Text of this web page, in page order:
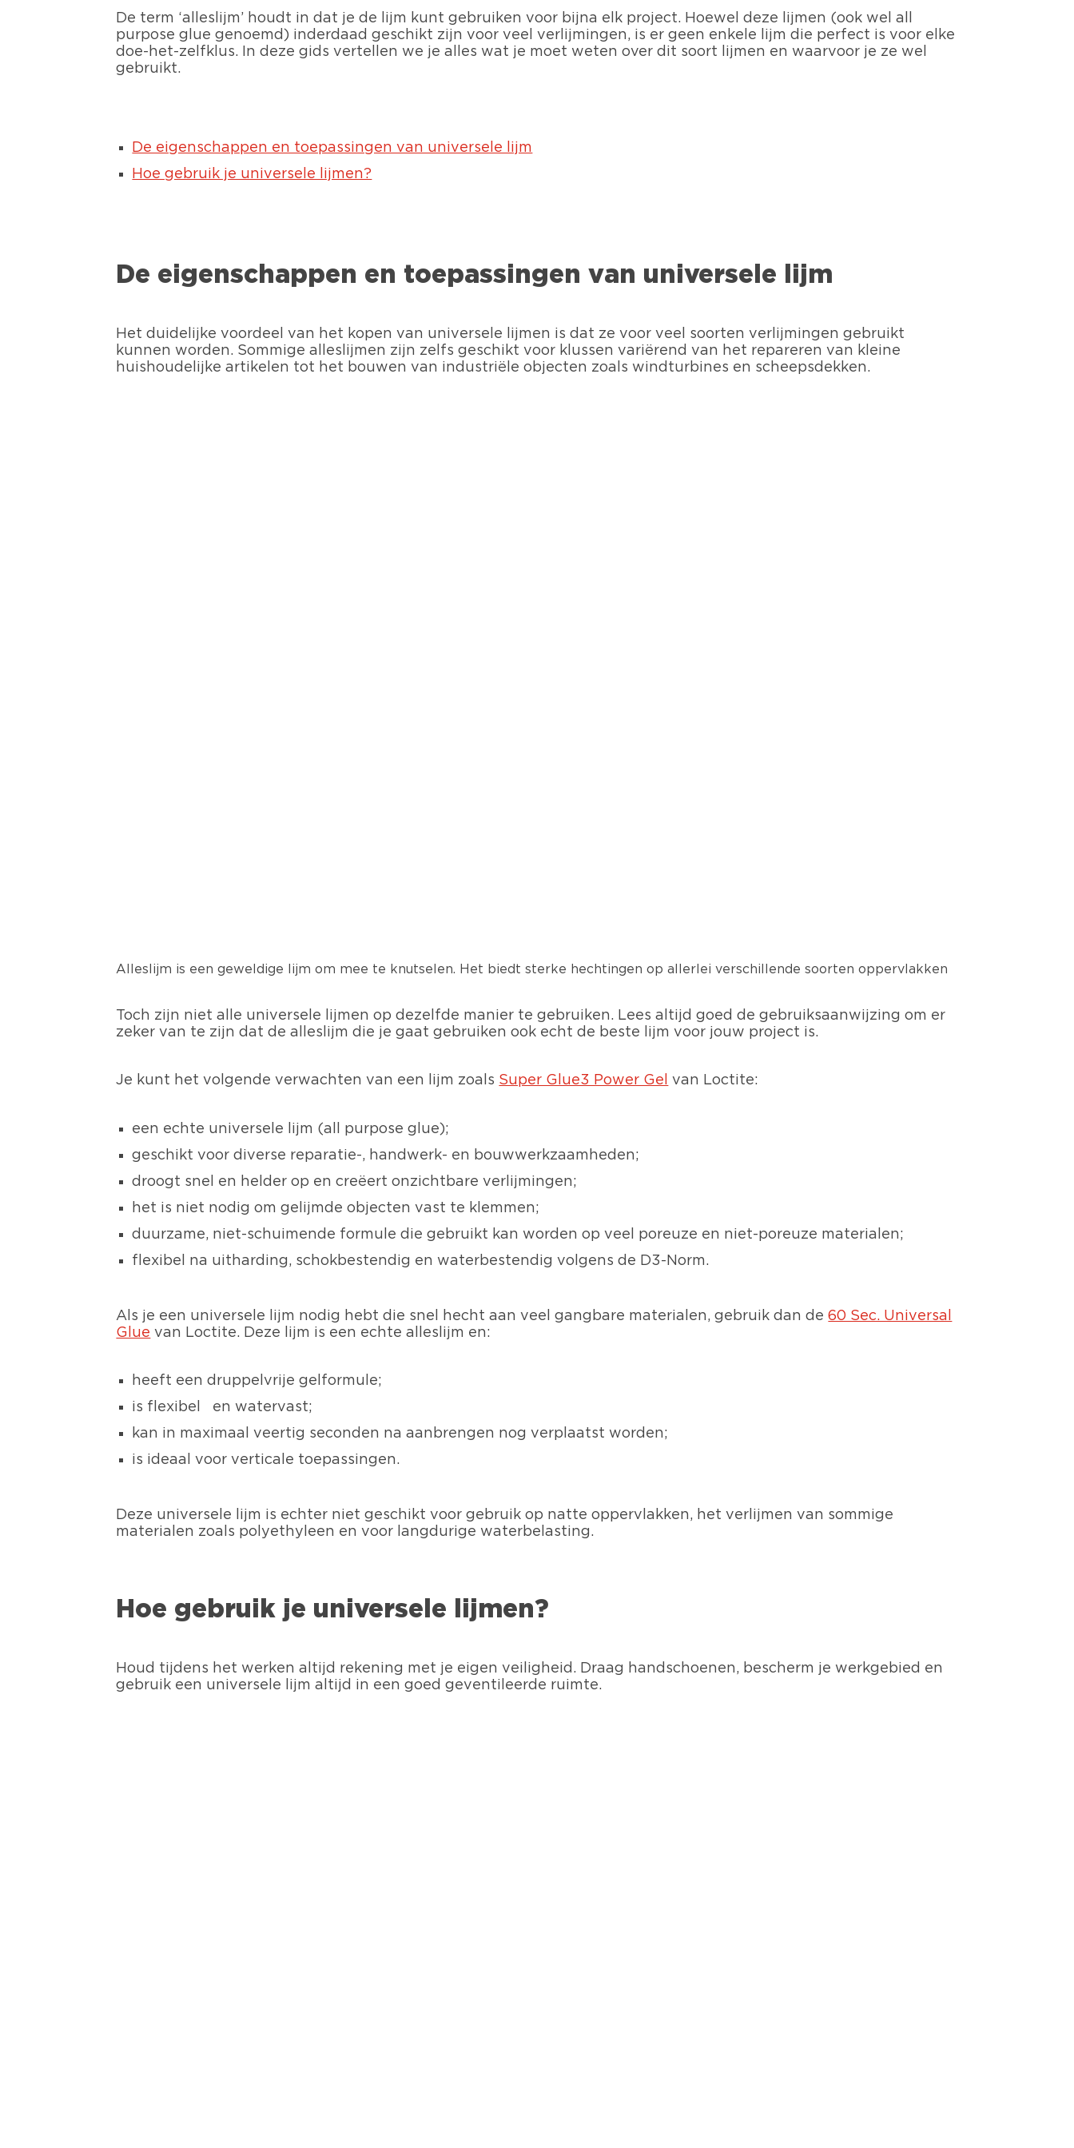
De term ‘alleslijm’ houdt in dat je de lijm kunt gebruiken voor bijna elk project. Hoewel deze lijmen (ook wel all
purpose glue genoemd) inderdaad geschikt zijn voor veel verlijmingen, is er geen enkele lijm die perfect is voor elke
doe-het-zelfklus. In deze gids vertellen we je alles wat je moet weten over dit soort lijmen en waarvoor je ze wel
gebruikt.
De eigenschappen en toepassingen van universele lijm
Hoe gebruik je universele lijmen?
De eigenschappen en toepassingen van universele lijm
Het duidelijke voordeel van het kopen van universele lijmen is dat ze voor veel soorten verlijmingen gebruikt
kunnen worden. Sommige alleslijmen zijn zelfs geschikt voor klussen variërend van het repareren van kleine
huishoudelijke artikelen tot het bouwen van industriële objecten zoals windturbines en scheepsdekken.
Alleslijm is een geweldige lijm om mee te knutselen. Het biedt sterke hechtingen op allerlei verschillende soorten oppervlakken
Toch zijn niet alle universele lijmen op dezelfde manier te gebruiken. Lees altijd goed de gebruiksaanwijzing om er
zeker van te zijn dat de alleslijm die je gaat gebruiken ook echt de beste lijm voor jouw project is.
Je kunt het volgende verwachten van een lijm zoals Super Glue3 Power Gel van Loctite:
een echte universele lijm (all purpose glue);
geschikt voor diverse reparatie-, handwerk- en bouwwerkzaamheden;
droogt snel en helder op en creëert onzichtbare verlijmingen;
het is niet nodig om gelijmde objecten vast te klemmen;
duurzame, niet-schuimende formule die gebruikt kan worden op veel poreuze en niet-poreuze materialen;
flexibel na uitharding, schokbestendig en waterbestendig volgens de D3-Norm.
Als je een universele lijm nodig hebt die snel hecht aan veel gangbare materialen, gebruik dan de60 Sec. Universal
Glue van Loctite. Deze lijm is een echte alleslijm en:
heeft een druppelvrije gelformule;
is flexibel en watervast;
kan in maximaal veertig seconden na aanbrengen nog verplaatst worden;
is ideaal voor verticale toepassingen.
Deze universele lijm is echter niet geschikt voor gebruik op natte oppervlakken, het verlijmen van sommige
materialen zoals polyethyleen en voor langdurige waterbelasting.
Hoe gebruik je universele lijmen?
Houd tijdens het werken altijd rekening met je eigen veiligheid. Draag handschoenen, bescherm je werkgebied en
gebruik een universele lijm altijd in een goed geventileerde ruimte.